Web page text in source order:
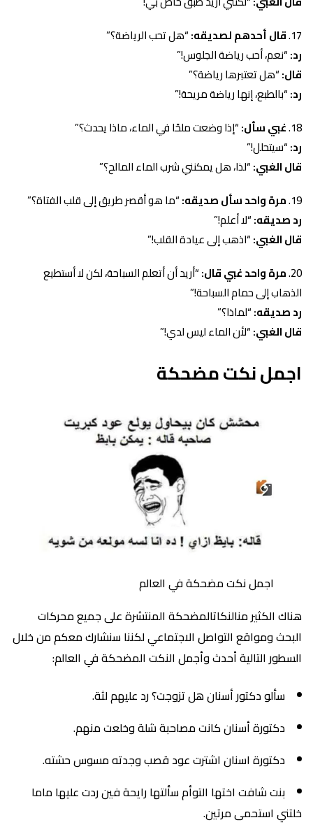
قال أحدهم لصديقه:“هل تحب الرياضة؟”
رد:“نعم، أحب رياضة الجلوس!”
قال:“هل تعتبرها رياضة؟”
رد:“بالطبع، إنها رياضة مريحة!”
غبي سأل:“إذا وضعت ملحًا في الماء، ماذا يحدث؟”
رد:“سيتحلل!”
قال الغبي:“لذا، هل يمكنني شرب الماء المالح؟”
مرة واحد سأل صديقه:“ما هو أقصر طريق إلى قلب الفتاة؟”
رد صديقه:“لا أعلم!”
قال الغبي:“اذهب إلى عيادة القلب!”
مرة واحد غبي قال:“أريد أن أتعلم السباحة، لكن لا أستطيع
الذهاب إلى حمام السباحة!”
رد صديقه:“لماذا؟”
قال الغبي:“لأن الماء ليس لدي!”
اجمل نكت مضحكة
اجمل نكت مضحكة في العالم
هناك الكثير منالنكاتالمضحكة المنتشرة على جميع محركات
البحث ومواقع التواصل الاجتماعي لكننا سنشارك معكم من خلال
السطور التالية أحدث وأجمل النكت المضحكة في العالم:
سألو دكتور أسنان هل تزوجت؟ رد عليهم لثة.
دكتورة أسنان كانت مصاحبة شلة وخلعت منهم.
دكتورة اسنان اشترت عود قصب وجدته مسوس حشته.
بنت شافت اختها التوأم سألتها رايحة فين ردت عليها ماما
خلتني استحمى مرتين.